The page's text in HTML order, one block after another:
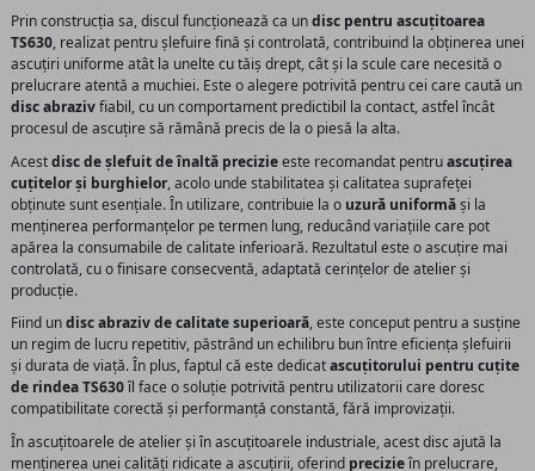
Prin construcția sa, discul funcționează ca undisc pentru ascuțitoarea
TS630, realizat pentru șlefuire fină și controlată, contribuind la obținerea unei
ascuțiri uniforme atât la unelte cu tăiș drept, cât și la scule care necesită o
prelucrare atentă a muchiei. Este o alegere potrivită pentru cei care caută un
disc abrazivfiabil, cu un comportament predictibil la contact, astfel încât
procesul de ascuțire să rămână precis de la o piesă la alta.
Acestdisc de șlefuit de înaltă precizieeste recomandat pentruascuțirea
cuțitelor și burghielor, acolo unde stabilitatea și calitatea suprafeței
obținute sunt esențiale. În utilizare, contribuie la o uzură uniformăși la
menținerea performanțelor pe termen lung, reducând variațiile care pot
apărea la consumabile de calitate inferioară. Rezultatul este o ascuțire mai
controlată, cu o finisare consecventă, adaptată cerințelor de atelier și
producție.
Fiind undisc abraziv de calitate superioară, este conceput pentru a susține
un regim de lucru repetitiv, păstrând un echilibru bun între eficiența șlefuirii
și durata de viață. În plus, faptul că este dedicatascuțitorului pentru cuțite
de rindea TS630îl face o soluție potrivită pentru utilizatorii care doresc
compatibilitate corectă și performanță constantă, fără improvizații.
În ascuțitoarele de atelier și în ascuțitoarele industriale, acest disc ajută la
menținerea unei calități ridicate a ascuțirii, oferind precizieîn prelucrare,